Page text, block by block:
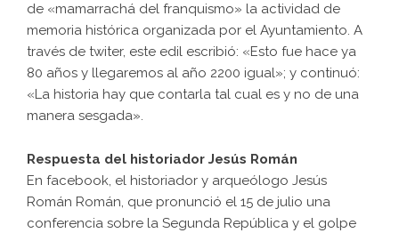
de «mamarrachá del franquismo» la actividad de
memoria histórica organizada por el Ayuntamiento. A
través de twiter, este edil escribió: «Esto fue hace ya
80 años y llegaremos al año 2200 igual»; y continuó:
«La historia hay que contarla tal cual es y no de una
manera sesgada».
Respuesta del historiador Jesús Román
En facebook, el historiador y arqueólogo Jesús
Román Román, que pronunció el 15 de julio una
conferencia sobre la Segunda República y el golpe